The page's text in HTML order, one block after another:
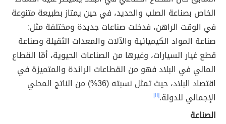
الخاص بصناعة الصلب والحديد، في حين يمتاز بطبيعة متنوعة
في الوقت الراهن، فدخلت صناعات جديدة ومختلفة مثل:
صناعة المواد الكيميائية والآلات والمعدات الثقيلة وصناعة
قطع غيار السيارات، وغيرها من الصناعات الحيوية، أمّا القطاع
المالي في البلاد فهو من القطاعات الرائدة والمتميزة في
اقتصاد البلاد، حيث تمثل نسبته (36%) من الناتج المحلي
الإجمالي للدولة.[١١]
الصناعة